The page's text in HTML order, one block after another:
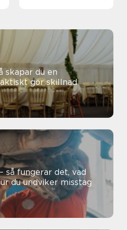
gör skillnad
så fungerar det, vad
du undviker misstag